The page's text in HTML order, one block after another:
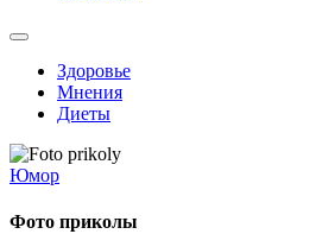
Здоровье
Мнения
Диеты
Юмор
Фото приколы